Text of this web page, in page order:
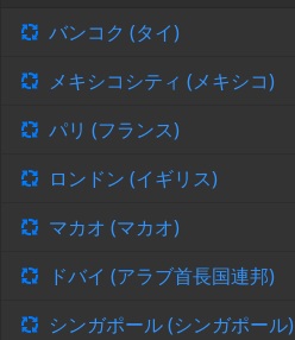
バンコク (タイ)
メキシコシティ (メキシコ)
パリ (フランス)
ロンドン (イギリス)
マカオ (マカオ)
ドバイ (アラブ首長国連邦)
シンガポール (シンガポール)